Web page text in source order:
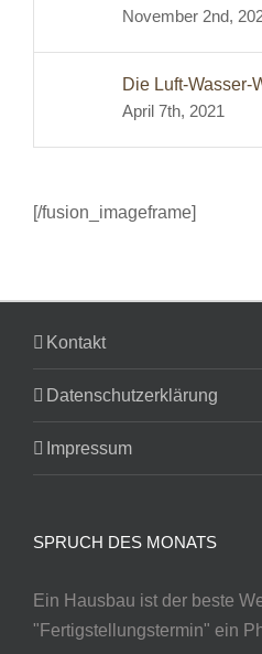
November 2nd,
Die Luft-Wasser-
April 7th, 2021
[/fusion_imageframe]
Kontakt
Datenschutzerklärung
Impressum
SPRUCH DES MONATS
Ein Hausbau ist der beste
"Fertigstellungstermin" ein